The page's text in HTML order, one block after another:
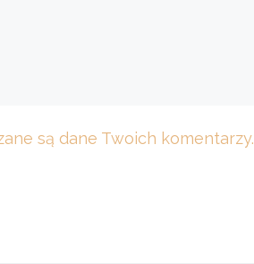
są dane Twoich komentarzy.